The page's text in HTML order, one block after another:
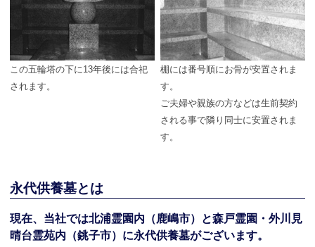
この五輪塔の下に13年後には合祀
されます。
棚には番号順にお骨が安置されま
す。
ご夫婦や親族の方などは生前契約
される事で隣り同士に安置されま
す。
永代供養墓とは
現在、当社では北浦霊園内（鹿嶋市）と森戸霊園・外川見
晴台霊苑内（銚子市）に永代供養墓がございます。